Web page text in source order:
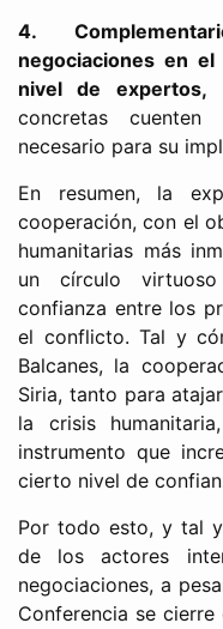
4.
negociaciones en
nivel de expertos,
concretas
necesario para su
En resumen, la
cooperación, con el
humanitarias más
un círculo
confianza entre los
el conflicto. Tal y
Balcanes, la
Siria, tanto para
la crisis
instrumento que
cierto nivel de
Por todo esto, y tal
de los actores
negociaciones, a
Conferencia se